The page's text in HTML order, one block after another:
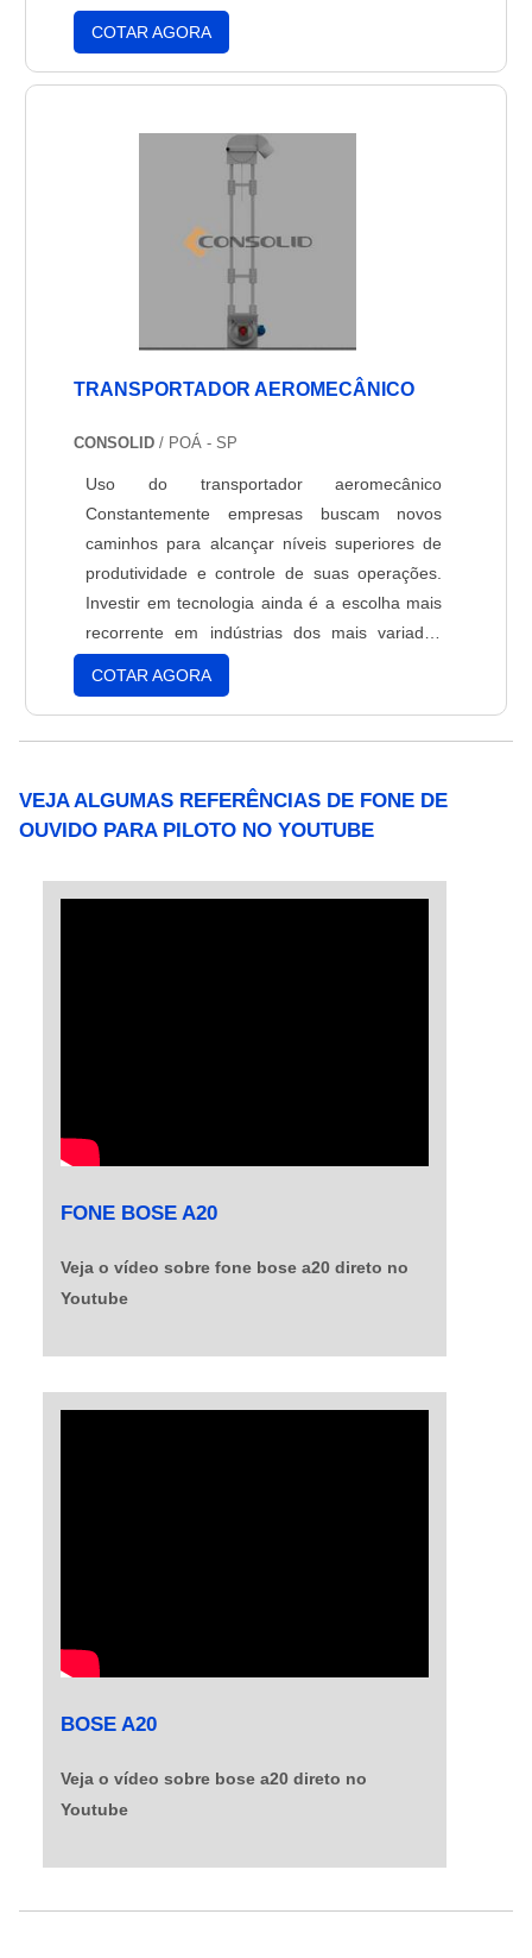
aviões, como também nas aeronaves dotados
de motores à turbina, como por exemplo, os
jato-puro, turboélices ou turbo-fans. No
aumento no tempo entre as parada....
COTAR AGORA
TRANSPORTADOR AEROMECÂNICO
CONSOLID / POÁ - SP
Uso do transportador aeromecânico
Constantemente empresas buscam novos
caminhos para alcançar níveis superiores de
produtividade e controle de suas operações.
Investir em tecnologia ainda é a escolha mais
recorrente em indústrias dos mais variados
setores que operam em grande escala.O
transportador aeromecânico é um dos
equipamentos que têm chamado mais a
Diferencias deste ....
COTAR AGORA
VEJA ALGUMAS REFERÊNCIAS DE FONE DE
OUVIDO PARA PILOTO NO YOUTUBE
FONE BOSE A20
Veja o vídeo sobre fone bose a20 direto no
Youtube
BOSE A20
Veja o vídeo sobre bose a20 direto no
Youtube